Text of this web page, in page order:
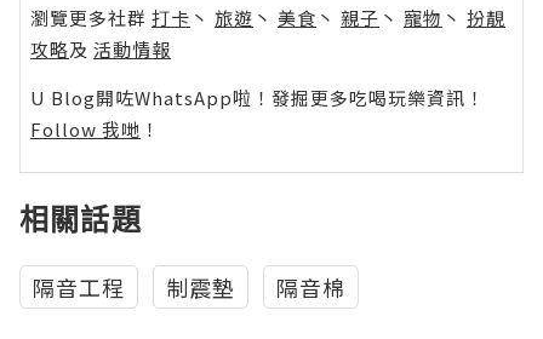
瀏覽更多社群 打卡 丶 旅遊 丶 美食 丶 親子 丶 寵物 丶 扮靚
攻略及 活動情報
U Blog開咗WhatsApp啦！發掘更多吃喝玩樂資訊！
Follow 我哋 ！
相關話題
隔音工程 制震墊 隔音棉